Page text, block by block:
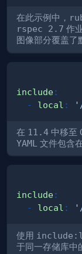
在此示例中，
rspec 2.7 作
图像部分覆盖了
include:
-
local :
在 11.4 中移至
YAML 文件包含
include:
-
local :
使用
于同一存储库中